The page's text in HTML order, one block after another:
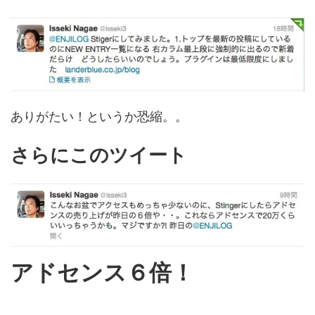
ありがたい！というか恐縮。。
さらにこのツイート
アドセンス６倍！